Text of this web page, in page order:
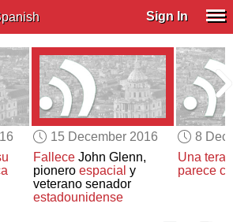
Sign In
15 December 2016
FalleceJohn Glenn,
pionero espacial y
veterano senador
estadounidense
8
Una
parece